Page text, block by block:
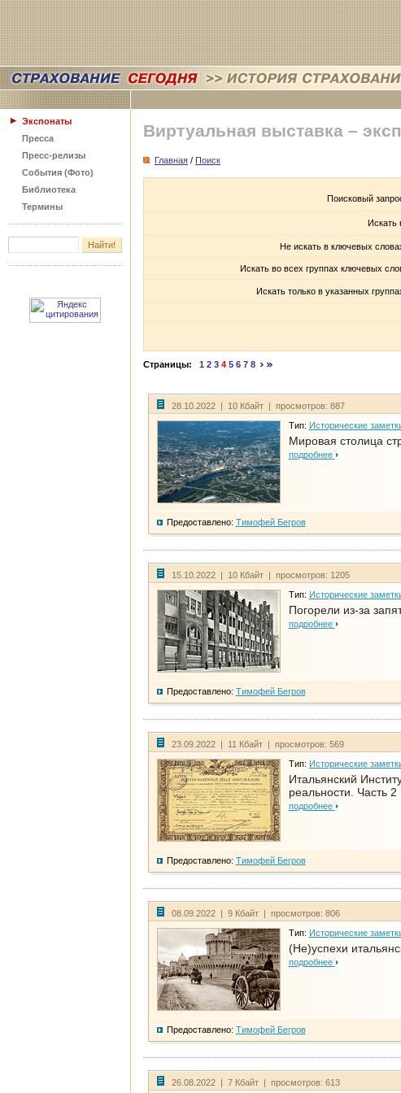
Экспонаты
Пресса
Пресс-релизы
События (Фото)
Библиотека
Термины
Виртуальная выставка –
Главная / Поиск
Поисковый
Искать
Не искать в ключевых
Искать во всех группах ключевых
Искать только в указанных
Страницы: 1 2 3 4 5 6 7 8
28.10.2022 | 10 Кбайт | просмотров: 887
Тип: Исторические
Мировая столица
подробнее
Предоставлено: Тимофей Бегров
15.10.2022 | 10 Кбайт | просмотров: 1205
Тип: Исторические
Погорели из-за
подробнее
Предоставлено: Тимофей Бегров
23.09.2022 | 11 Кбайт | просмотров: 569
Тип: Исторические
Итальянский
реальности. Часть 2
подробнее
Предоставлено: Тимофей Бегров
08.09.2022 | 9 Кбайт | просмотров: 806
Тип: Исторические
(Не)успехи
подробнее
Предоставлено: Тимофей Бегров
26.08.2022 | 7 Кбайт | просмотров: 613